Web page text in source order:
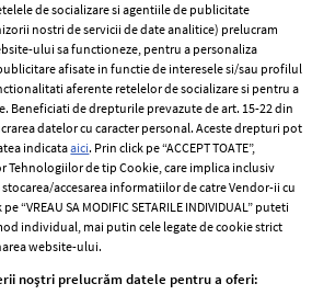
CATINE.RO
Jennifer Lopez și-a etalat
de socializare si agentiile de publicitate
nostri de servicii de date analitice) prelucram
ului sa functioneze, pentru a personaliza
afisate in functie de interesele si/sau profilul
aferente retelelor de socializare si pentru a
Beneficiati de drepturile prevazute de art. 15-22 din
datelor cu caracter personal. Aceste drepturi pot
indicataaici. Prin click pe “ACCEPT TOATE”,
Tehnologiilor de tip Cookie, care implica inclusiv
accesarea informatiilor de catre Vendor-ii cu
“VREAU SA MODIFIC SETARILE INDIVIDUAL” puteti
individual, mai putin cele legate de cookie strict
website-ului.
noștri prelucrăm datele pentru a oferi: